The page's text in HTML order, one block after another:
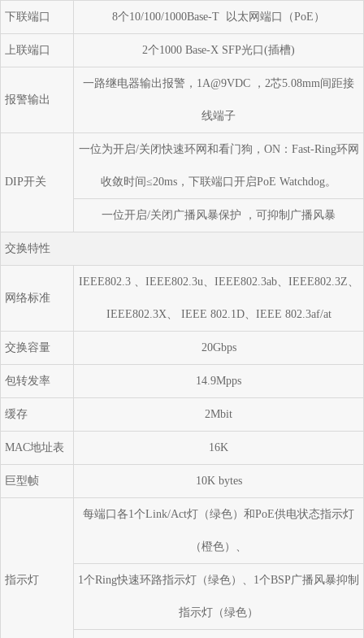
下联端口 8个10/100/1000Base-T 以太网端口（PoE）
上联端口 2个1000 Base-X SFP光口(插槽)
报警输出
一路继电器输出报警，1A@9VDC ，2芯5.08mm间距接
线端子
DIP开关
一位为开启/关闭快速环网和看门狗，ON：Fast-Ring环网
收敛时间≤20ms，下联端口开启PoE Watchdog。
一位开启/关闭广播风暴保护 ，可抑制广播风暴
交换特性
网络标准
IEEE802.3 、IEEE802.3u、IEEE802.3ab、IEEE802.3Z、
IEEE802.3X、 IEEE 802.1D、IEEE 802.3af/at
交换容量 20Gbps
包转发率 14.9Mpps
缓存 2Mbit
MAC地址表 16K
巨型帧 10K bytes
指示灯
每端口各1个Link/Act灯（绿色）和PoE供电状态指示灯
（橙色）、
1个Ring快速环路指示灯（绿色）、1个BSP广播风暴抑制
指示灯（绿色）